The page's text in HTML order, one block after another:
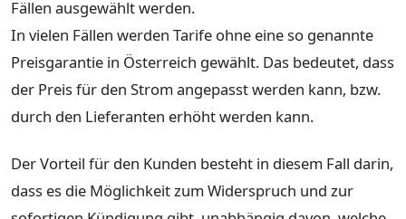
Fällen ausgewählt werden.
In vielen Fällen werden Tarife ohne eine so genannte
Preisgarantie in Österreich gewählt. Das bedeutet, dass
der Preis für den Strom angepasst werden kann, bzw.
durch den Lieferanten erhöht werden kann.
Der Vorteil für den Kunden besteht in diesem Fall darin,
dass es die Möglichkeit zum Widerspruch und zur